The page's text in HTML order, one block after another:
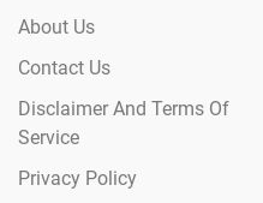
About Us
Contact Us
Disclaimer And Terms Of
Service
Privacy Policy